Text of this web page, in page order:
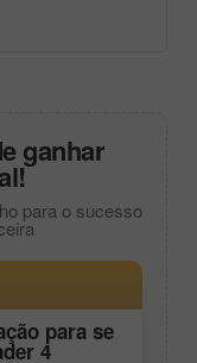
ganhar
para o sucesso
para se
4